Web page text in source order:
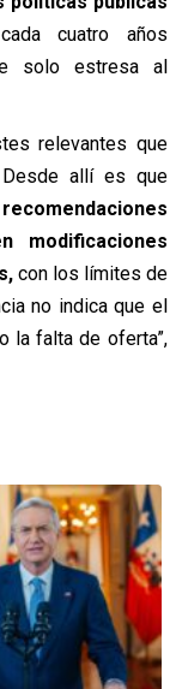
cuatro años
solo estresa al
relevantes que
allí es que
modificaciones
con los límites de
no indica que el
la falta de oferta”,